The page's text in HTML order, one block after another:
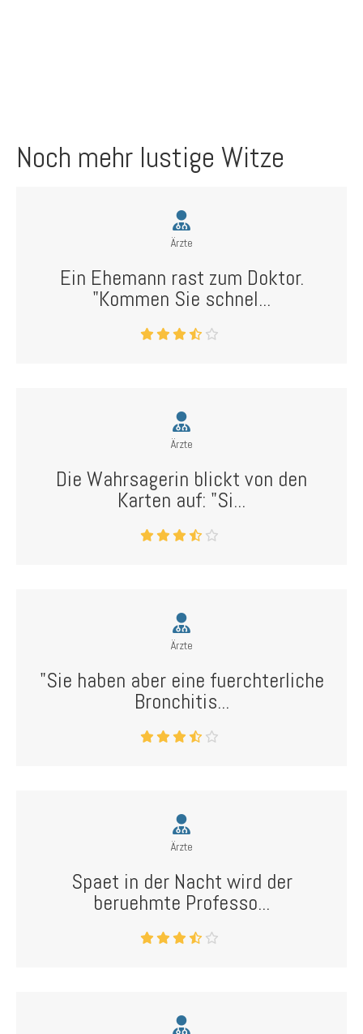
Noch mehr lustige Witze
Ärzte
Ein Ehemann rast zum Doktor.
"Kommen Sie schnel...
Ärzte
Die Wahrsagerin blickt von den
Karten auf: "Si...
Ärzte
"Sie haben aber eine fuerchterliche
Bronchitis...
Ärzte
Spaet in der Nacht wird der
beruehmte Professo...